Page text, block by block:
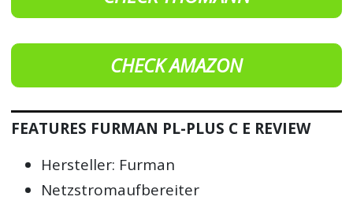
CHECK AMAZON
FEATURES FURMAN PL-PLUS C E REVIEW
Hersteller: Furman
Netzstromaufbereiter